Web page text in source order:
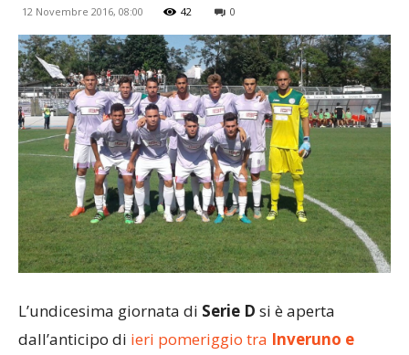
12 Novembre 2016, 08:00 42 0
L’undicesima giornata di Serie D si è aperta
dall’anticipo di ieri pomeriggio tra Inveruno e